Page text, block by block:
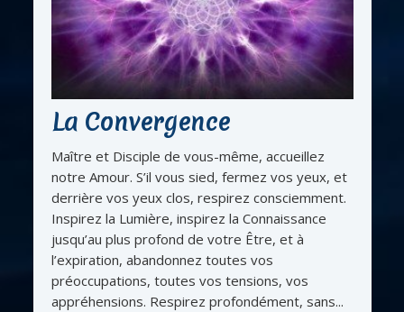
La Convergence
Maître et Disciple de vous-même, accueillez
notre Amour. S’il vous sied, fermez vos yeux, et
derrière vos yeux clos, respirez consciemment.
Inspirez la Lumière, inspirez la Connaissance
jusqu’au plus profond de votre Être, et à
l’expiration, abandonnez toutes vos
préoccupations, toutes vos tensions, vos
appréhensions. Respirez profondément, sans...